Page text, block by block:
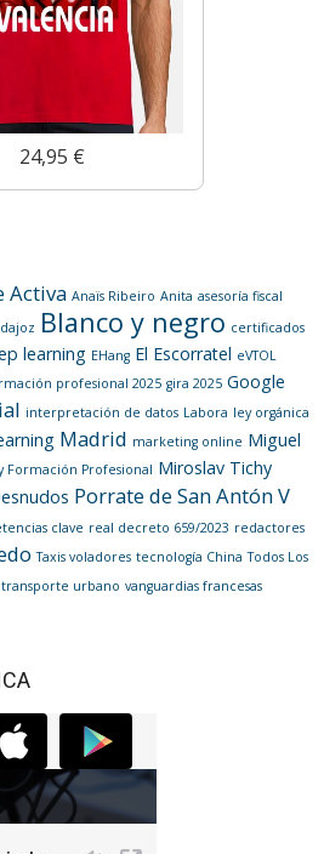
24,95 €
Activa Anaïs Ribeiro Anita asesoría fiscal
Blanco y negro certificados
learning EHang El Escorratel eVTOL
profesional 2025 gira 2025 Google
interpretación de datos Labora ley orgánica
Madrid marketing online Miguel
Formación Profesional Miroslav Tichy
Porrate de San Antón V
clave real decreto 659/2023 redactores
Taxis voladores tecnología China Todos Los
transporte urbano vanguardias francesas